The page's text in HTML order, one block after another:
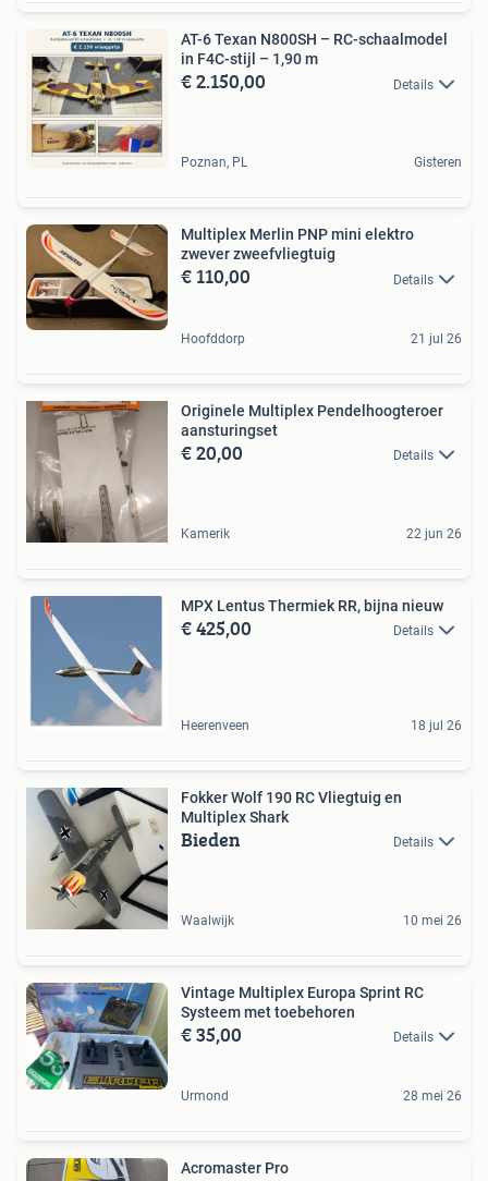
AT-6 Texan N800SH – RC-schaalmodel
in F4C-stijl – 1,90 m
€ 2.150,00 Details
Poznan, PL Gisteren
Multiplex Merlin PNP mini elektro
zwever zweefvliegtuig
€ 110,00 Details
Hoofddorp 21 jul 26
Originele Multiplex Pendelhoogteroer
aansturingset
€ 20,00 Details
Kamerik 22 jun 26
MPX Lentus Thermiek RR, bijna nieuw
€ 425,00 Details
Heerenveen 18 jul 26
Fokker Wolf 190 RC Vliegtuig en
Multiplex Shark
Bieden Details
Waalwijk 10 mei 26
Vintage Multiplex Europa Sprint RC
Systeem met toebehoren
€ 35,00 Details
Urmond 28 mei 26
Acromaster Pro